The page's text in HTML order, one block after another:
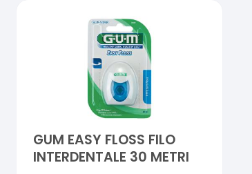
GUM EASY FLOSS FILO
INTERDENTALE 30 METRI